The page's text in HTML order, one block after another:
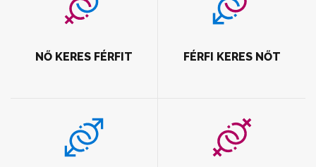
NŐ KERES FÉRFIT FÉRFI KERES NŐT